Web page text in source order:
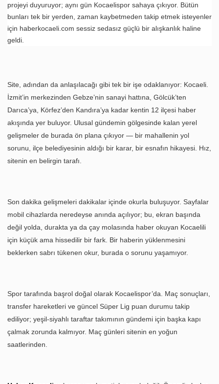
projeyi duyuruyor; aynı gün Kocaelispor sahaya çıkıyor. Bütün
bunları tek bir yerden, zaman kaybetmeden takip etmek isteyenler
için haberkocaeli.com sessiz sedasız güçlü bir alışkanlık haline
geldi.
Site, adından da anlaşılacağı gibi tek bir işe odaklanıyor: Kocaeli.
İzmit’in merkezinden Gebze’nin sanayi hattına, Gölcük’ten
Darıca’ya, Körfez’den Kandıra’ya kadar kentin 12 ilçesi haber
akışında yer buluyor. Ulusal gündemin gölgesinde kalan yerel
gelişmeler de burada ön plana çıkıyor — bir mahallenin yol
sorunu, ilçe belediyesinin aldığı bir karar, bir esnafın hikayesi. Hız,
sitenin en belirgin tarafı.
Son dakika gelişmeleri dakikalar içinde okurla buluşuyor. Sayfalar
mobil cihazlarda neredeyse anında açılıyor; bu, ekran başında
değil yolda, durakta ya da çay molasında haber okuyan Kocaelili
için küçük ama hissedilir bir fark. Bir haberin yüklenmesini
beklerken sabrı tükenen okur, burada o sorunu yaşamıyor.
Spor tarafında başrol doğal olarak Kocaelispor’da. Maç sonuçları,
transfer hareketleri ve güncel Süper Lig puan durumu takip
ediliyor; yeşil-siyahlı taraftar takımının gündemi için başka kapı
çalmak zorunda kalmıyor. Maç günleri sitenin en yoğun
saatlerinden.